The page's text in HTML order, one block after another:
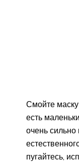
Смойте
есть
очень сильно
пугайтесь,